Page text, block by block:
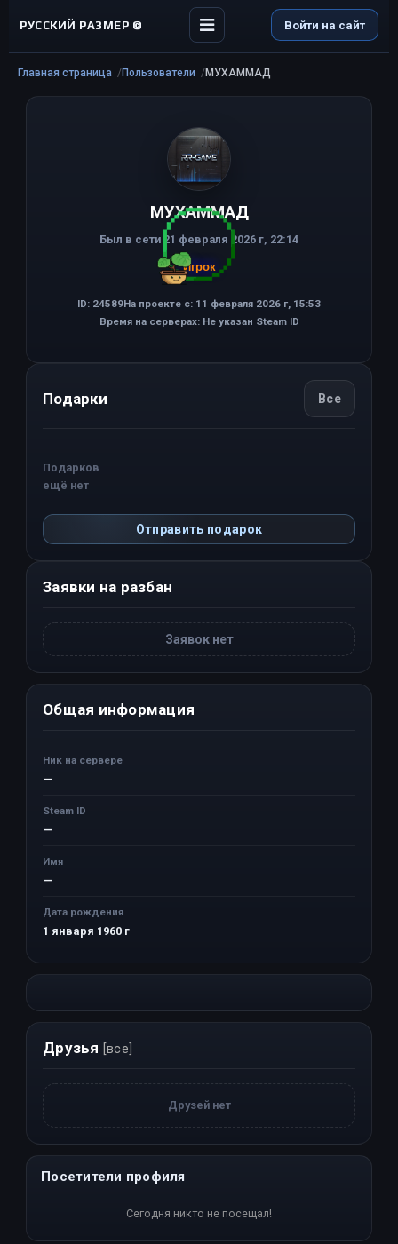
РУССКИЙ РАЗМЕР © Войти на сайт
Главная страница Пользователи МУХАММАД
МУХАММАД
Был в сети 21 февраля 2026 г, 22:14
Игрок
ID: 24589На проекте с: 11 февраля 2026 г, 15:53
Время на серверах: Не указан Steam ID
Подарки Все
Подарков
ещё нет
Отправить подарок
Заявки на разбан
Заявок нет
Общая информация
Ник на сервере
—
Steam ID
—
Имя
—
Дата рождения
1 января 1960 г
Друзья [все]
Друзей нет
Посетители профиля
Сегодня никто не посещал!